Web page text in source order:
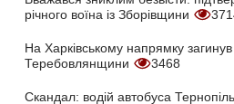
річного воїна із Зборівщини
На Харківському напрямку загинув
Теребовлянщини
3468
Скандал: водій автобуса